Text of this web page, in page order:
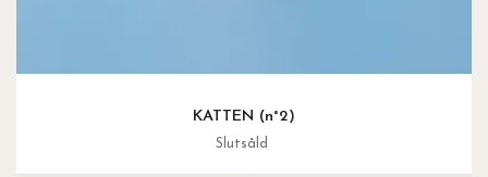
KATTEN (n°2)
Slutsåld